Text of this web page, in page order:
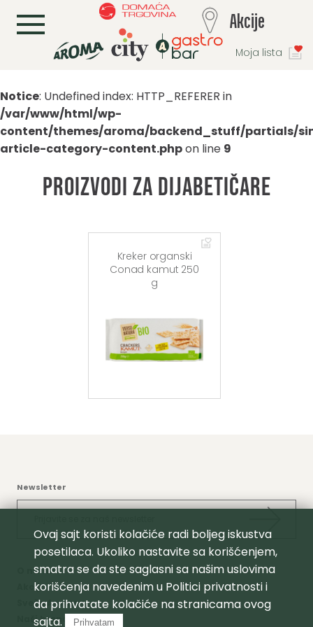
Moja lista
L Akcije
Notice: Undefined index: HTTP_REFERER in
/var/www/html/wp-
content/themes/aroma/backend_stuff/partials/
article-category-content.phpon line 9
Proizvodi za dijabetičare
Kreker organski
Conad kamut 250
g
Newsletter
O nama
Akcija
Sveža Aroma
Naši brendovi
Ovaj sajt koristi kolačiće radi boljeg iskustva
posetilaca. Ukoliko nastavite sa korišćenjem,
smatra se da ste saglasni sa našim uslovima
korišćenja navedenim u Politici privatnostii
da prihvatate kolačiće na stranicama ovog
sajta.
Prihvatam